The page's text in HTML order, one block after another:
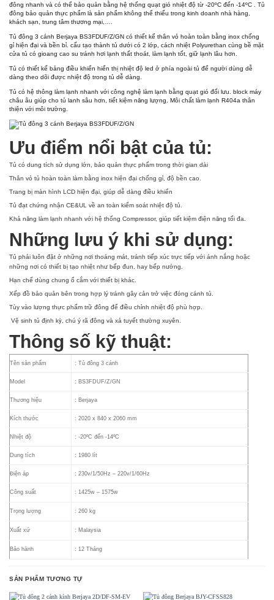
đông nhanh và có thể bảo quản bằng hệ thống quạt gió nhiệt độ từ -20ºC đến -14ºC . Tủ
đông bảo quản thực phẩm là sản phẩm không thể thiếu trong kinh doanh nhà hàng,
khách sạn, trung tâm thương mại,….
Tủ đông 3 cánh Berjaya BS3FDUF/Z/GN có thiết kế thân vỏ hoàn toàn bằng inox chống
gỉ hiện đại và bền bỉ. cấu tạo thành tủ dưới có 2 lớp, cách nhiệt Polyurethan cùng bề mặt
cửa tủ có gioang cao su tránh hơi lạnh thất thoát, làm lạnh tốt, giữ lạnh lâu hơn.
Tủ có thiết kế bảng điều khiển hiển thị nhiệt độ led ở phía ngoài tủ để người dùng dễ
dàng theo dõi được nhiệt độ trong tủ dễ dàng.
Tủ có hệ thông làm lạnh nhanh với công nghệ làm lạnh bằng quạt gió đối lưu. block máy
châu âu giúp cho tủ lanh sâu hơn, tiết kiệm năng lượng. Môi chất làm lạnh R404a thân
thiện với môi trường.
Ưu điểm nổi bật của tủ:
Tủ có dung tích sử dụng lớn, bảo quản thực phẩm trong thời gian dài
Thân vỏ tủ hoàn toàn làm bằng inox hiện đại chống gỉ, độ bền cao.
Trang bị màn hình LCD hiện đại, giúp dễ dàng điều khiển
Tủ đạt chứng nhận CE&UL về an toàn kiểm soát nhiệt độ tủ.
Khả năng làm lạnh nhanh với hệ thống Compressor, giúp tiết kiệm điện năng tối đa.
Những lưu ý khi sử dụng:
Tủ phải luôn đặt ở những nơi thoáng mát, tránh tiếp xúc trực tiếp với ánh nắng hoặc
những nơi có thiết bị tạo nhiệt như bếp đun, hay bếp nướng.
Hạn chế dùng chung ổ cắm với thiết bị khác.
Xếp đồ bảo quản bên trong hợp lý tránh gây cản trở việc đóng cánh tủ.
Tùy vào lượng thực phẩm trữ đông để điều chỉnh nhiệt độ phù hợp.
Vệ sinh tủ định kỳ, chú ý rã đông và xả tuyết thường xuyên.
Thông số kỹ thuật:
Tên sản phẩm : Tủ đông 3 cánh
Model : BS3FDUF/Z/GN
Thương hiệu : Berjaya
Kích thước : 2020 x 840 x 2060 mm
Nhiệt độ : -20ºC đến -14ºC
Dung tích : 1980 lít
Điện áp : 230v/1/50Hz – 220v/1/60Hz
Công suất : 1425w – 1575w
Trọng lượng : 260 kg
Xuất xứ : Malaysia
Bảo hành : 12 Tháng
SẢN PHẨM TƯƠNG TỰ